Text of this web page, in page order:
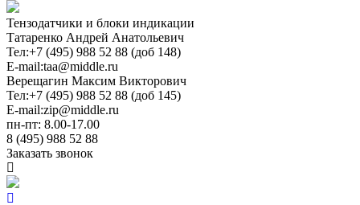
Тензодатчики и блоки индикации
Татаренко Андрей Анатольевич
Тел:+7 (495) 988 52 88 (доб 148)
E-mail:taa@middle.ru
Верещагин Максим Викторович
Тел:+7 (495) 988 52 88 (доб 145)
E-mail:zip@middle.ru
пн-пт: 8.00-17.00
8 (495) 988 52 88
Заказать звонок